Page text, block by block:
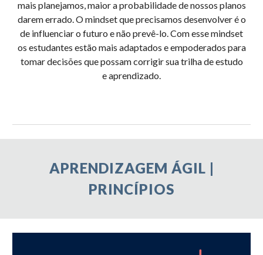
mais planejamos, maior a probabilidade de nossos planos
darem errado. O mindset que precisamos desenvolver é o
de influenciar o futuro e não prevê-lo. Com esse mindset
os estudantes estão mais adaptados e empoderados para
tomar decisões que possam corrigir sua trilha de estudo
e aprendizado.
APRENDIZAGEM ÁGIL |
PRINCÍPIOS